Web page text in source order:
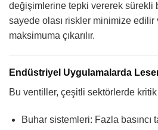
değişimlerine tepki vererek sürekli
sayede olası riskler minimize
maksimuma çıkarılır.
Endüstriyel Uygulamalarda
Bu ventiller, çeşitli sektörlerde
Buhar sistemleri: Fazla